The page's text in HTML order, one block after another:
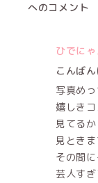
へのコメント
ひでにゃ
こんばん
写真め
嬉しき
見てる
見ときま
その間
芸人す